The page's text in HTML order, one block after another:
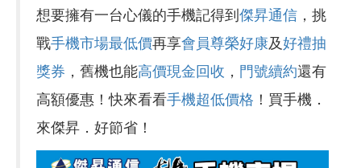
想要擁有一台心儀的手機記得到傑昇通信 ，挑
戰手機市場最低價再享會員尊榮好康及好禮抽
獎券 ，舊機也能高價現金回收 ， 門號續約還有
高額優惠！快來看看手機超低價格 ！買手機．
來傑昇．好節省！